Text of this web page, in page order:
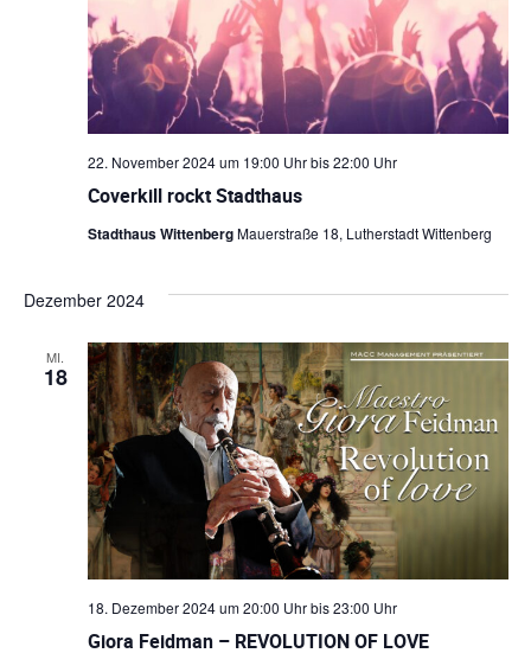
a
l
t
u
n
e
u
c
h
-
u
n
d
A
t
a
l
u
A
n
s
i
Coverkill rockt Stadthaus
22. November 2024 um 19:00 Uhrbis22:00 Uhr
Stadthaus WittenbergMauerstraße 18, Lutherstadt Wittenberg
Dezember 2024
MI.
18
Giora Feidman – REVOLUTION OF LOVE
18. Dezember 2024 um 20:00 Uhrbis23:00 Uhr